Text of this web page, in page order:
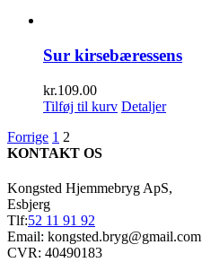
Sur kirsebæressens
kr.109.00
Tilføj til kurv Detaljer
Forrige 1 2
KONTAKT OS
Kongsted Hjemmebryg ApS,
Esbjerg
Tlf:52 11 91 92
Email: kongsted.bryg@gmail.com
CVR: 40490183